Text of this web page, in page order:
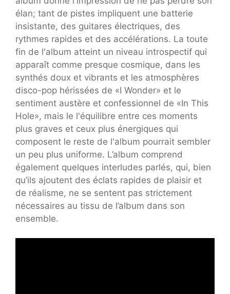
élan; tant de pistes impliquent une batterie
insistante, des guitares électriques, des
rythmes rapides et des accélérations. La toute
fin de l'album atteint un niveau introspectif qui
apparaît comme presque cosmique, dans les
synthés doux et vibrants et les atmosphères
disco-pop hérissées de «I Wonder» et le
sentiment austère et confessionnel de «In This
Hole», mais le l'équilibre entre ces moments
plus graves et ceux plus énergiques qui
composent le reste de l'album pourrait sembler
un peu plus uniforme. L’album comprend
également quelques interludes parlés, qui, bien
qu’ils ajoutent des éclats rapides de plaisir et
de réalisme, ne se sentent pas strictement
nécessaires au tissu de l’album dans son
ensemble.